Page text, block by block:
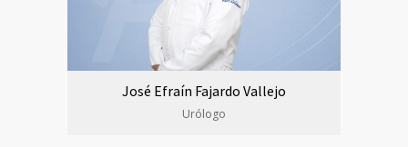
José Efraín Fajardo Vallejo
Urólogo